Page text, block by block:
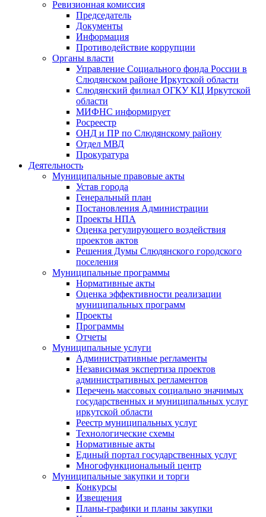
Ревизионная комиссия
Председатель
Документы
Информация
Противодействие коррупции
Органы власти
Управление Социального фонда России в
Слюдянском районе Иркутской области
Слюдянский филиал ОГКУ КЦ Иркутской
области
МИФНС информирует
Росреестр
ОНД и ПР по Слюдянскому району
Отдел МВД
Прокуратура
Деятельность
Муниципальные правовые акты
Устав города
Генеральный план
Постановления Администрации
Проекты НПА
Оценка регулирующего воздействия
проектов актов
Решения Думы Слюдянского городского
поселения
Муниципальные программы
Нормативные акты
Оценка эффективности реализации
муниципальных программ
Проекты
Программы
Отчеты
Муниципальные услуги
Административные регламенты
Независимая экспертиза проектов
административных регламентов
Перечень массовых социально значимых
государственных и муниципальных услуг
иркутской области
Реестр муниципальных услуг
Технологические схемы
Нормативные акты
Единый портал государственных услуг
Многофункциональный центр
Муниципальные закупки и торги
Конкурсы
Извещения
Планы-графики и планы закупки